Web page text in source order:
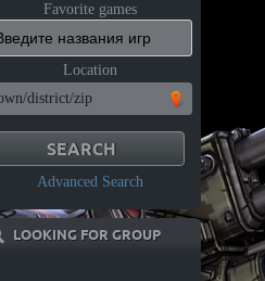
Favorite games
Location
Advanced Search
LOOKING FOR GROUP